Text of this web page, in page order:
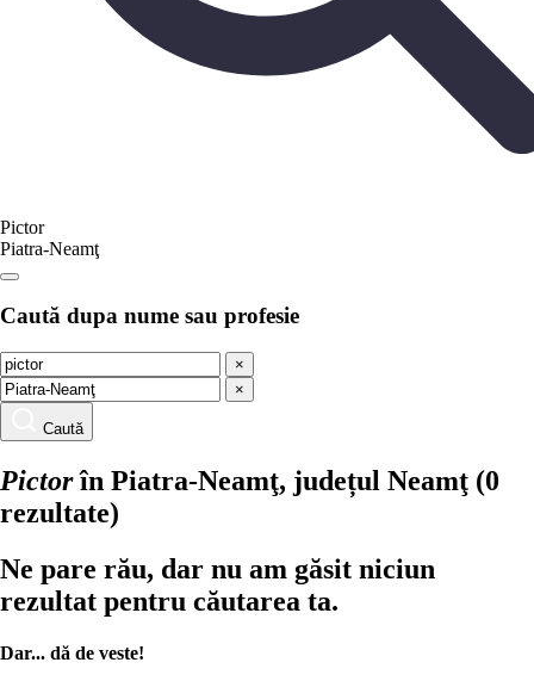
Pictor
Piatra-Neamţ
Caută dupa nume sau profesie
×
×
Caută
Pictorîn Piatra-Neamţ, județul Neamţ (0
rezultate)
Ne pare rău, dar nu am găsit niciun
rezultat pentru căutarea ta.
Dar... dă de veste!